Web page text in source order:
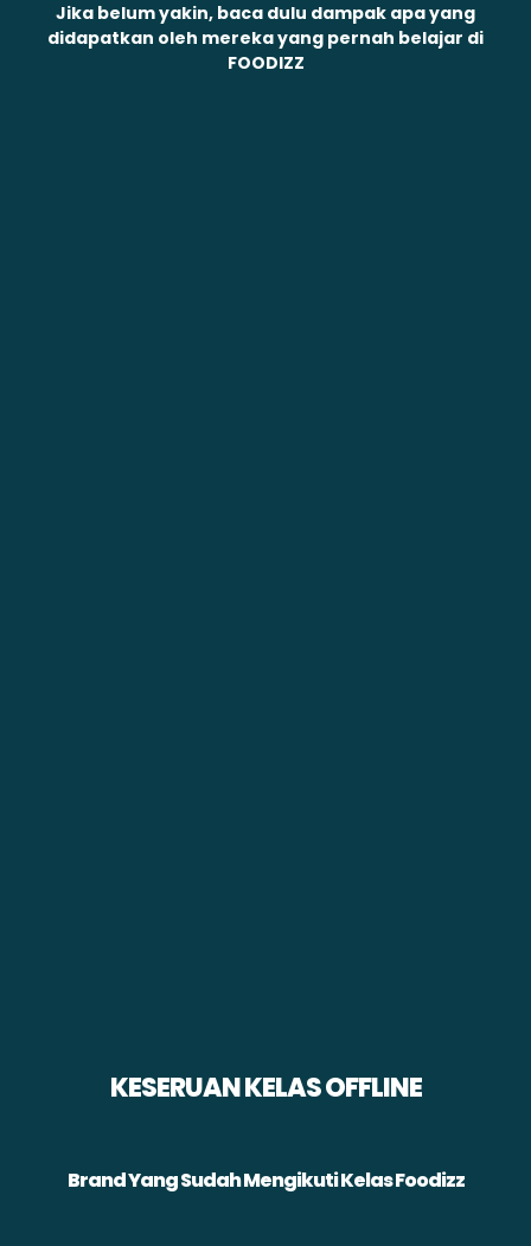
Jika belum yakin, baca dulu dampak apa yang
didapatkan oleh mereka yang pernah belajar di
FOODIZZ
KESERUAN KELAS OFFLINE
Brand Yang Sudah Mengikuti Kelas Foodizz